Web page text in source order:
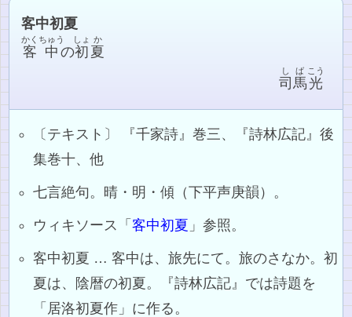
客中初夏
客
かく
中
ちゅう
の初
しょ
夏
か
司馬
しば
光
こう
〔テキスト〕 『千家詩』巻三、『詩林広記』後
集巻十、他
七言絶句。晴・明・傾（下平声庚韻）。
ウィキソース「客中初夏 」参照。
客中初夏 … 客中は、旅先にて。旅のさなか。初
夏は、陰暦の初夏。『詩林広記』では詩題を
「居洛初夏作」に作る。